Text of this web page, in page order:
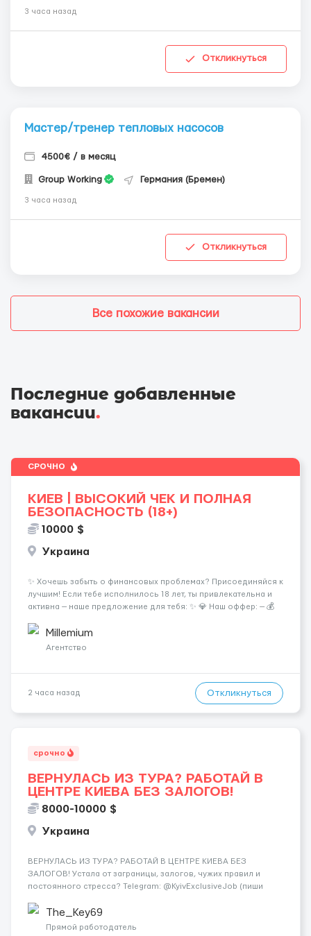
3 часа назад
Откликнуться
Мастер/тренер тепловых насосов
4500€ / в месяц
Group Working Германия (Бремен)
3 часа назад
Откликнуться
Все похожие вакансии
Последние добавленные
вакансии.
СРОЧНО
КИЕВ | ВЫСОКИЙ ЧЕК И ПОЛНАЯ
БЕЗОПАСНОСТЬ (18+)
10000 $
Украина
✨ Хочешь забыть о финансовых проблемах? Присоединяйся к
лучшим! Если тебе исполнилось 18 лет, ты привлекательна и
активна — наше предложение для тебя: ✨ 💎 Наш оффер: — 💰
Наличные на руки в конце каждой смены — 🏠 Шика...
Millemium
Агентство
2 часа назад Откликнуться
срочно
ВЕРНУЛАСЬ ИЗ ТУРА? РАБОТАЙ В
ЦЕНТРЕ КИЕВА БЕЗ ЗАЛОГОВ!
8000-10000 $
Украина
ВЕРНУЛАСЬ ИЗ ТУРА? РАБОТАЙ В ЦЕНТРЕ КИЕВА БЕЗ
ЗАЛОГОВ! Устала от заграницы, залогов, чужих правил и
постоянного стресса? Telegram: @KyivExclusiveJob (пиши
самом центре Киева Можно работать в эскорте или в
эротическом массаже (н...
The_Key69
Прямой работодатель